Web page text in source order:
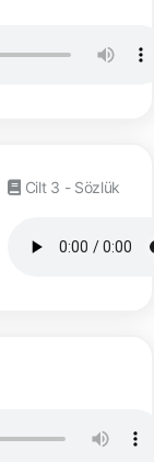
Cilt 3 - Sözlük